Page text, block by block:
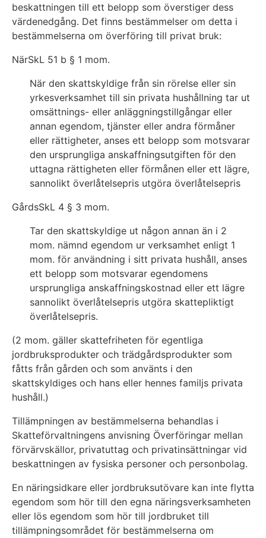
beskattningen till ett belopp som överstiger dess
värdenedgång. Det finns bestämmelser om detta i
bestämmelserna om överföring till privat bruk:
NärSkL 51 b § 1 mom.
När den skattskyldige från sin rörelse eller sin
yrkesverksamhet till sin privata hushållning tar ut
omsättnings- eller anläggningstillgångar eller
annan egendom, tjänster eller andra förmåner
eller rättigheter, anses ett belopp som motsvarar
den ursprungliga anskaffningsutgiften för den
uttagna rättigheten eller förmånen eller ett lägre,
sannolikt överlåtelsepris utgöra överlåtelsepris
GårdsSkL 4 § 3 mom.
Tar den skattskyldige ut någon annan än i 2
mom. nämnd egendom ur verksamhet enligt 1
mom. för användning i sitt privata hushåll, anses
ett belopp som motsvarar egendomens
ursprungliga anskaffningskostnad eller ett lägre
sannolikt överlåtelsepris utgöra skattepliktigt
överlåtelsepris.
(2 mom. gäller skattefriheten för egentliga
jordbruksprodukter och trädgårdsprodukter som
fåtts från gården och som använts i den
skattskyldiges och hans eller hennes familjs privata
hushåll.)
Tillämpningen av bestämmelserna behandlas i
Skatteförvaltningens anvisning Överföringar mellan
förvärvskällor, privatuttag och privatinsättningar vid
beskattningen av fysiska personer och personbolag.
En näringsidkare eller jordbruksutövare kan inte flytta
egendom som hör till den egna näringsverksamheten
eller lös egendom som hör till jordbruket till
tillämpningsområdet för bestämmelserna om